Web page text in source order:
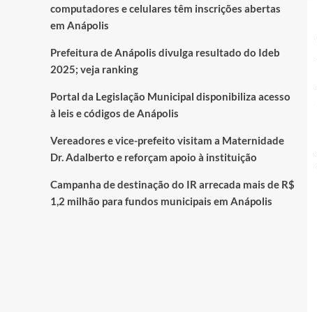
computadores e celulares têm inscrições abertas
em Anápolis
Prefeitura de Anápolis divulga resultado do Ideb
2025; veja ranking
Portal da Legislação Municipal disponibiliza acesso
à leis e códigos de Anápolis
Vereadores e vice-prefeito visitam a Maternidade
Dr. Adalberto e reforçam apoio à instituição
Campanha de destinação do IR arrecada mais de R$
1,2 milhão para fundos municipais em Anápolis